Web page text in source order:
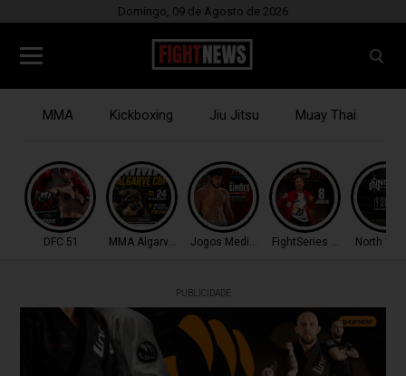
Domingo, 09 de Agosto de 2026
MMA Kickboxing Jiu Jitsu Muay Thai
DFC 51 MMA Algarve CupJogos MediterrâneoFightSeries 11 North
PUBLICIDADE